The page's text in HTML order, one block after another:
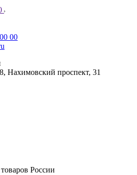
00
Нахимовский проспект, 31
России